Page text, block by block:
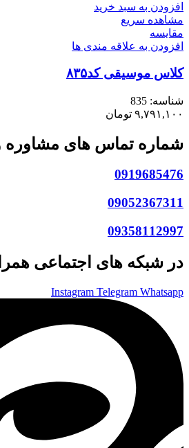
افزودن به سبد خرید
مشاهده سریع
مقایسه
افزودن به علاقه مندی ها
کلاس موسیقی کد۸۳۵
شناسه: 835
۹,۷۹۱,۱۰۰ تومان
شماره تماس های مشاوره
0919685476
09052367311
09358112997
در شبکه های اجتماعی
Instagram Telegram Whatsapp